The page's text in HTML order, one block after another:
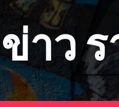
ข่าว